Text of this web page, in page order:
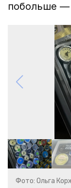
побольше —
Фото: Ольга